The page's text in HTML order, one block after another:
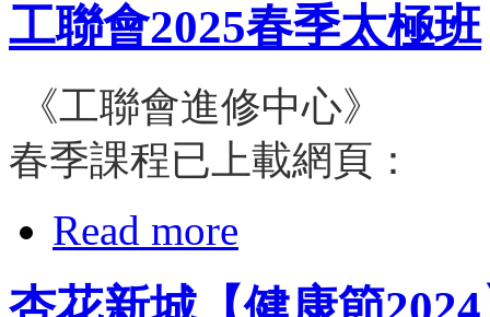
工聯會2025春季太極班
《工聯會進修中心》
春季課程已上載網頁：
Read more